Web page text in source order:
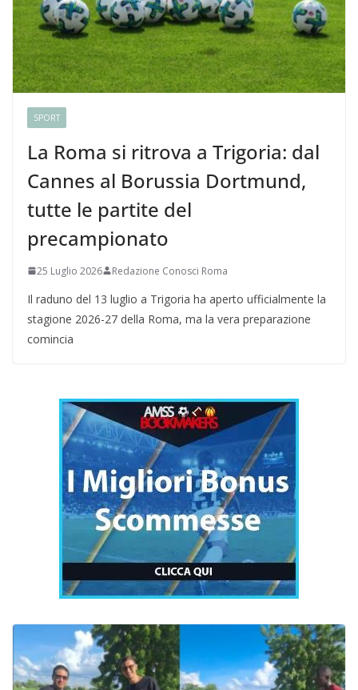
SPORT
La Roma si ritrova a Trigoria: dal
Cannes al Borussia Dortmund,
tutte le partite del
precampionato
25 Luglio 2026 Redazione Conosci Roma
Il raduno del 13 luglio a Trigoria ha aperto ufficialmente la
stagione 2026-27 della Roma, ma la vera preparazione
comincia